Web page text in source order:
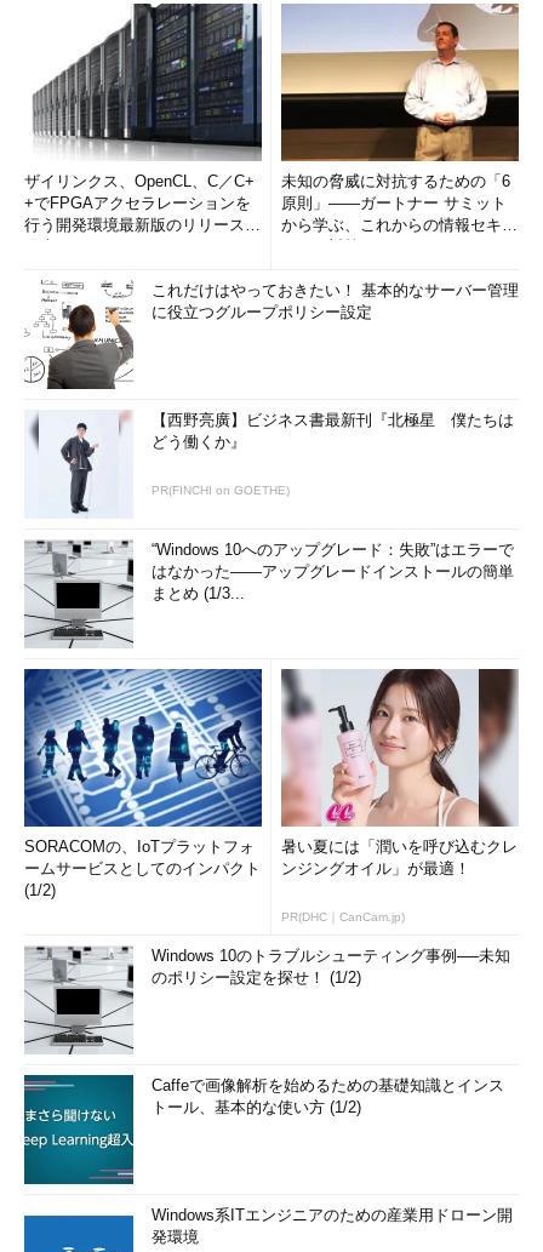
ザイリンクス、OpenCL、C／C+
+でFPGAアクセラレーションを
行う開発環境最新版のリリースを
未知の脅威に対抗するための「6
原則」――ガートナー サミット
から学ぶ、これからの情報セキュ
これだけはやっておきたい！ 基本的なサーバー管理
に役立つグループポリシー設定
【西野亮廣】ビジネス書最新刊『北極星 僕たちは
どう働くか』
PR(FINCHI on GOETHE)
“Windows 10へのアップグレード：失敗”はエラーで
はなかった――アップグレードインストールの簡単
まとめ (1/3...
SORACOMの、IoTプラットフォ
ームサービスとしてのインパクト
(1/2)
暑い夏には「潤いを呼び込むクレ
ンジングオイル」が最適！
PR(DHC｜CanCam.jp)
Windows 10のトラブルシューティング事例──未知
のポリシー設定を探せ！ (1/2)
Caffeで画像解析を始めるための基礎知識とインス
トール、基本的な使い方 (1/2)
Windows系ITエンジニアのための産業用ドローン開
発環境